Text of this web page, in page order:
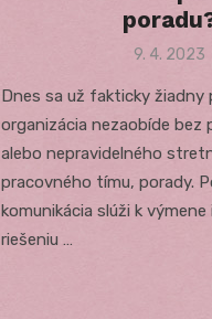
Posted
9. 4. 2023
Dnes sa už fakticky žiadny
organizácia nezaobíde bez
alebo nepravidelného
pracovného tímu, porady.
komunikácia slúži k
riešeniu …